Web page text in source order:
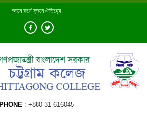
জ্ঞানে কর্মে সৃজনে ঐতিহ্যে
PHONE +880 31-616045